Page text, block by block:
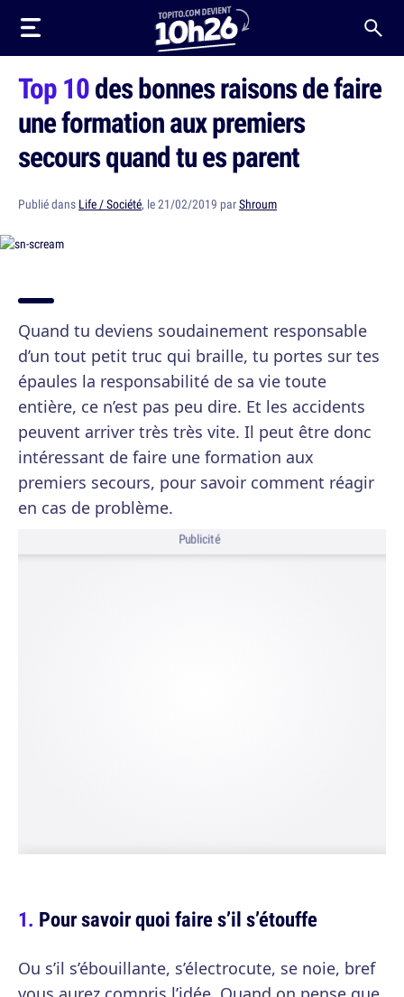
Top 10des bonnes raisons de faire
une formation aux premiers
secours quand tu es parent
Publié dans Life / Société, le 21/02/2019 parShroum
Quand tu deviens soudainement responsable
d’un tout petit truc qui braille, tu portes sur tes
épaules la responsabilité de sa vie toute
entière, ce n’est pas peu dire. Et les accidents
peuvent arriver très très vite. Il peut être donc
intéressant de faire une formation aux
premiers secours, pour savoir comment réagir
en cas de problème.
Publicité
Pour savoir quoi faire s’il s’étouffe
Ou s’il s’ébouillante, s’électrocute, se noie, bref